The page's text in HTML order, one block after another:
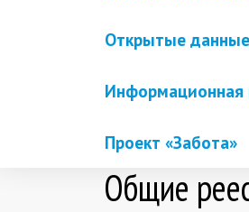
Открытые данные
Информационная
Проект «Забота»
Общие